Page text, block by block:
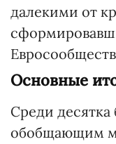
далекими от
Основные
Среди десятка
обобщающим